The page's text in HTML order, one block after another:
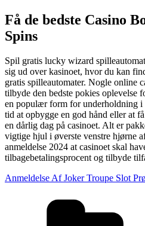
Få de bedste Casino
Spins
Spil gratis lucky wizard
sig ud over kasinoet, hvor du kan
gratis spilleautomater. Nogle online
tilbyde den bedste pokies oplevelse
en populær form for underholdning i
tid at opbygge en god hånd eller at
en dårlig dag på casinoet. Alt er
vigtige hjul i øverste venstre hjørne
anmeldelse 2024 at casinoet skal
tilbagebetalingsprocent og tilbyde
Anmeldelse Af Joker Troupe Slot